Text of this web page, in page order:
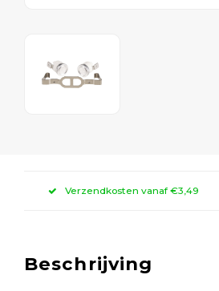
Verzendkosten vanaf €3,49
Beschrijving